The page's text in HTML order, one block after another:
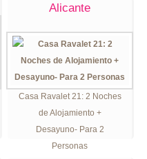
Alicante
Casa Ravalet 21: 2 Noches
de Alojamiento +
Desayuno- Para 2
Personas